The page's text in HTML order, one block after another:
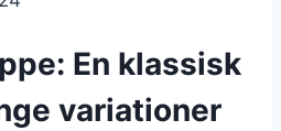
En klassisk
variationer